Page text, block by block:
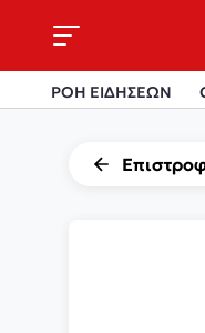
ΡΟΗ ΕΙΔΗΣΕΩΝ